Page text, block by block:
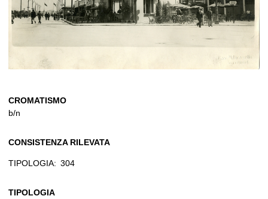
CROMATISMO
b/n
CONSISTENZA RILEVATA
TIPOLOGIA: 304
TIPOLOGIA